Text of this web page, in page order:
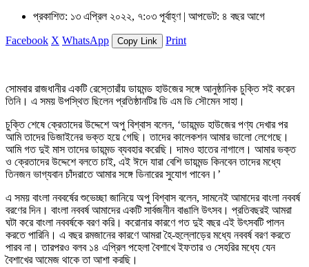
প্রকাশিত: ১৩ এপ্রিল ২০২২, ৭:০৩ পূর্বাহ্ণ | আপডেট: ৪ বছর আগে
Facebook X WhatsApp Copy Link Print
সোমবার রাজধানীর একটি রেস্তোরাঁয় ডায়মন্ড হাউজের সঙ্গে আনুষ্ঠানিক চুক্তি সই করেন
তিনি। এ সময় উপস্থিত ছিলেন প্রতিষ্ঠানটির ডি এম ডি সৌমেন সাহা।
চুক্তি শেষে ক্রেতাদের উদ্দেশে অপু বিশ্বাস বলেন, ‘ডায়মন্ড হাউজের পণ্য দেখার পর
আমি তাদের ডিজাইনের ভক্ত হয়ে গেছি। তাদের কালেকশন আমার ভালো লেগেছে।
আমি গত দুই মাস তাদের ডায়মন্ড ব্যবহার করেছি। দামও হাতের নাগালে। আমার ভক্ত
ও ক্রেতাদের উদ্দেশে বলতে চাই, এই ঈদে যারা বেশি ডায়মন্ড কিনবেন তাদের মধ্যে
তিনজন ভাগ্যবান চাঁদরাতে আমার সঙ্গে ডিনারের সুযোগ পাবেন।’
এ সময় বাংলা নববর্ষের শুভেচ্ছা জানিয়ে অপু বিশ্বাস বলেন, সামনেই আমাদের বাংলা নববর্ষ
বরণের দিন। বাংলা নববর্ষ আমাদের একটি সার্বজনীন বাঙালি উৎসব। প্রতিবছরই আমরা
ঘটা করে বাংলা নববর্ষকে বরণ করি। করোনার কারণে গত দুই বছর এই উৎসবটি পালন
করতে পারিনি। এ বছর রমজানের কারণে আমরা হৈ-হুল্লোড়ের মধ্যে নববর্ষ বরণ করতে
পারব না। তারপরও বলব ১৪ এপ্রিল পহেলা বৈশাখে ইফতার ও সেহরির মধ্যে যেন
বৈশাখের আমেজ থাকে তা আশা করছি।